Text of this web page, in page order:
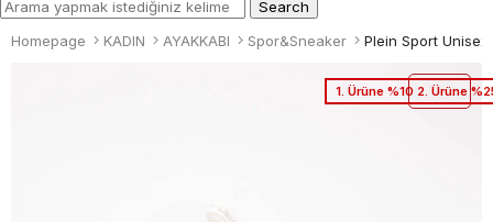
Homepage KADIN AYAKKABI Spor&Sneaker Plein Sport Unisex
1. Ürüne %10 2. Ürüne